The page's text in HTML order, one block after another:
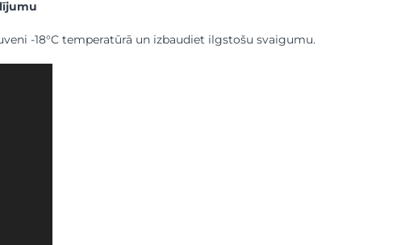
-18°C temperatūrā un izbaudiet ilgstošu svaigumu.